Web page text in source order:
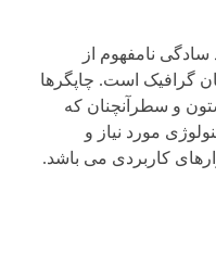
نامفهوم از
گرافیک است. چاپگرها
و سطرآنچنان که
مورد نیاز و
کاربردی می باشد.